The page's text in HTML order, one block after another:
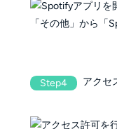
Step4 アクセ